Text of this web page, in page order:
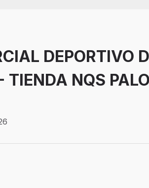
DEPORTIVO
TIENDA NQS